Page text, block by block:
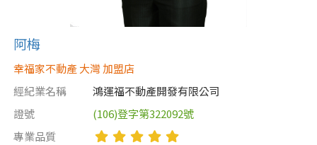
阿梅
幸福家不動產 大灣 加盟店
經紀業名稱
鴻運福不動產開發有限公司
證號
(106)登字第322092號
專業品質